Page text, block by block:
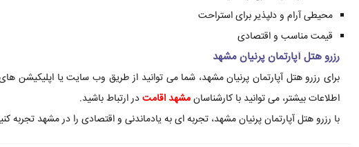
محیطی آرام و دلپذیر برای استراحت
قیمت مناسب و اقتصادی
رزرو هتل آپارتمان پرنیان مشهد
برای رزرو هتل آپارتمان پرنیان مشهد، شما می توانید از طریق وب سایت یا اپلیکیشن
اطلاعات بیشتر، می توانید با کارشناسانمشهد اقامتدر ارتباط باشید.
با رزرو هتل آپارتمان پرنیان مشهد، تجربه ای به یادماندنی و اقتصادی را در مشهد تجربه